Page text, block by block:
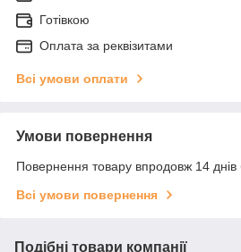
Готівкою
Оплата за реквізитами
Всі умови оплати
Умови повернення
Повернення товару впродовж 14 днів
Всі умови повернення
Подібні товари компанії